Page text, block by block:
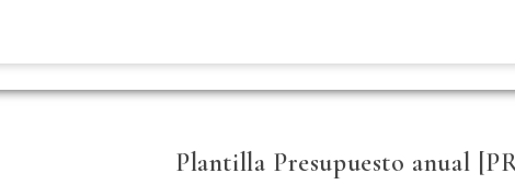
Plantilla Presupuesto anual